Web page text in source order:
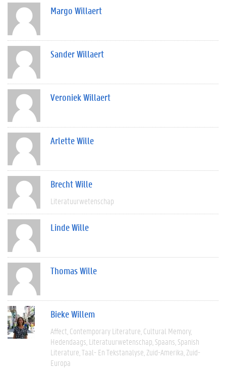
Margo Willaert
Sander Willaert
Veroniek Willaert
Arlette Wille
Brecht Wille
Literatuurwetenschap
Linde Wille
Thomas Wille
Bieke Willem
Affect Contemporary Literature Cultural Memory
Hedendaags Literatuurwetenschap Spaans Spanish
Literature Taal- En Tekstanalyse Zuid-Amerika Zuid-
Europa